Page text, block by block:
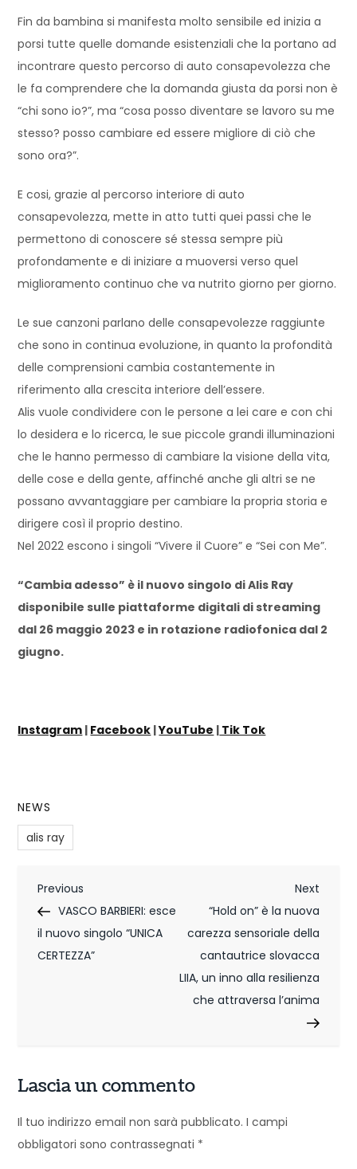
Fin da bambina si manifesta molto sensibile ed inizia a
porsi tutte quelle domande esistenziali che la portano ad
incontrare questo percorso di auto consapevolezza che
le fa comprendere che la domanda giusta da porsi non è
“chi sono io?”, ma “cosa posso diventare se lavoro su me
stesso? posso cambiare ed essere migliore di ciò che
sono ora?”.
E cosi, grazie al percorso interiore di auto
consapevolezza, mette in atto tutti quei passi che le
permettono di conoscere sé stessa sempre più
profondamente e di iniziare a muoversi verso quel
miglioramento continuo che va nutrito giorno per giorno.
Le sue canzoni parlano delle consapevolezze raggiunte
che sono in continua evoluzione, in quanto la profondità
delle comprensioni cambia costantemente in
riferimento alla crescita interiore dell’essere.
Alis vuole condividere con le persone a lei care e con chi
lo desidera e lo ricerca, le sue piccole grandi illuminazioni
che le hanno permesso di cambiare la visione della vita,
delle cose e della gente, affinché anche gli altri se ne
possano avvantaggiare per cambiare la propria storia e
dirigere così il proprio destino.
Nel 2022 escono i singoli “Vivere il Cuore” e “Sei con Me”.
“Cambia adesso” è il nuovo singolo di Alis Ray
disponibile sulle piattaforme digitali di streaming
dal 26 maggio 2023 e in rotazione radiofonica dal 2
giugno.
Instagram | Facebook |YouTube | Tik Tok
NEWS
alis ray
N
a
v
z
o
Previous
Post
Previous
VASCO BARBIERI: esce
il nuovo singolo “UNICA
CERTEZZA”
Next
Post
Next
“Hold on” è la nuova
carezza sensoriale della
cantautrice slovacca
LIIA, un inno alla resilienza
che attraversa l’anima
Lascia un commento
Il tuo indirizzo email non sarà pubblicato. I campi
obbligatori sono contrassegnati *